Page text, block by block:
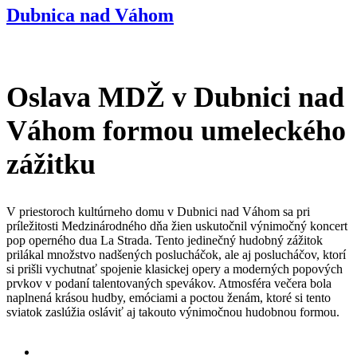
Dubnica nad Váhom
Oslava MDŽ v Dubnici nad
Váhom formou umeleckého
zážitku
V priestoroch kultúrneho domu v Dubnici nad Váhom sa pri
príležitosti Medzinárodného dňa žien uskutočnil výnimočný koncert
pop operného dua La Strada. Tento jedinečný hudobný zážitok
prilákal množstvo nadšených poslucháčok, ale aj poslucháčov, ktorí
si prišli vychutnať spojenie klasickej opery a moderných popových
prvkov v podaní talentovaných spevákov. Atmosféra večera bola
naplnená krásou hudby, emóciami a poctou ženám, ktoré si tento
sviatok zaslúžia osláviť aj takouto výnimočnou hudobnou formou.